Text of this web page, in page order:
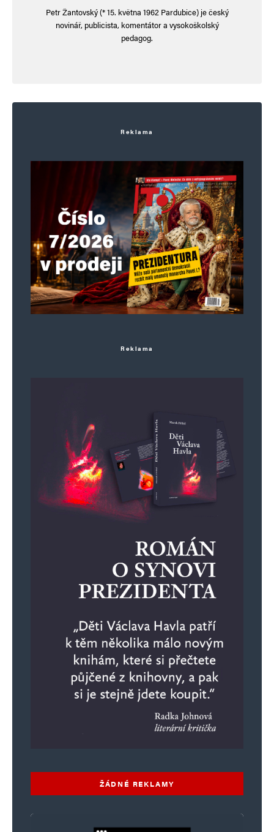
Petr Žantovský (* 15. května 1962 Pardubice) je český
novinář, publicista, komentátor a vysokoškolský
pedagog.
Reklama
Reklama
ŽÁDNÉ REKLAMY